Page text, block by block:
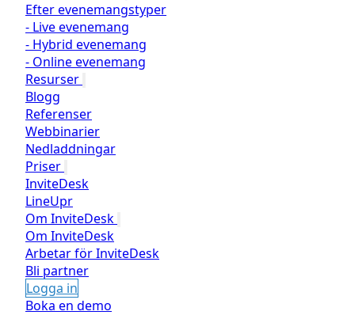
Efter evenemangstyper
- Live evenemang
- Hybrid evenemang
- Online evenemang
Resurser
Blogg
Referenser
Webbinarier
Nedladdningar
Priser
InviteDesk
LineUpr
Om InviteDesk
Om InviteDesk
Arbetar för InviteDesk
Bli partner
Logga in
Boka en demo